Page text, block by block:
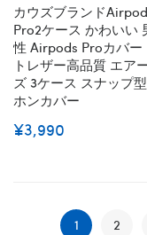
カウズブランド
Pro2ケース かわいい
性 Airpods Proカバー
トレザー高品質 エア
ズ 3ケース スナップ
ホンカバー
¥3,990
1 2